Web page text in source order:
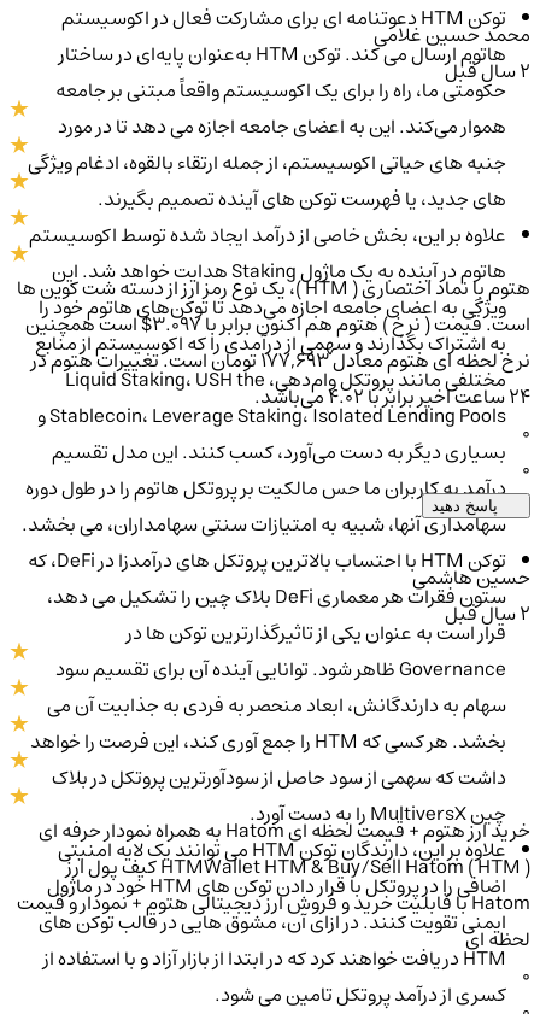
توکن HTM دعوتنامه ای برای مشارکت فعال در اکوسیستم
هاتوم ارسال می کند. توکن HTM به‌عنوان پایه‌ای در ساختار
حکومتی ما، راه را برای یک اکوسیستم واقعاً مبتنی بر جامعه
هموار می‌کند. این به اعضای جامعه اجازه می دهد تا در مورد
جنبه های حیاتی اکوسیستم، از جمله ارتقاء بالقوه، ادغام ویژگی
های جدید، یا فهرست توکن های آینده تصمیم بگیرند.
علاوه بر این، بخش خاصی از درآمد ایجاد شده توسط اکوسیستم
هاتوم در آینده به یک ماژول Staking هدایت خواهد شد. این
ویژگی به اعضای جامعه اجازه می‌دهد تا توکن‌های هاتوم خود را
به اشتراک بگذارند و سهمی از درآمدی را که اکوسیستم از منابع
مختلفی مانند پروتکل وام‌دهی، Liquid Staking، USH the
Stablecoin، Leverage Staking، Isolated Lending Pools و
بسیاری دیگر به دست می‌آورد، کسب کنند. این مدل تقسیم
درآمد به کاربران ما حس مالکیت بر پروتکل هاتوم را در طول دوره
سهامداری آنها، شبیه به امتیازات سنتی سهامداران، می بخشد.
توکن HTM با احتساب بالاترین پروتکل های درآمدزا در DeFi، که
ستون فقرات هر معماری DeFi بلاک چین را تشکیل می دهد،
قرار است به عنوان یکی از تاثیرگذارترین توکن ها در
Governance ظاهر شود. توانایی آینده آن برای تقسیم سود
سهام به دارندگانش، ابعاد منحصر به فردی به جذابیت آن می
بخشد. هر کسی که HTM را جمع آوری کند، این فرصت را خواهد
داشت که سهمی از سود حاصل از سودآورترین پروتکل در بلاک
چین MultiversX را به دست آورد.
علاوه بر این، دارندگان توکن HTM می توانند یک لایه امنیتی
اضافی را در پروتکل با قرار دادن توکن های HTM خود در ماژول
ایمنی تقویت کنند. در ازای آن، مشوق هایی در قالب توکن های
HTM دریافت خواهند کرد که در ابتدا از بازار آزاد و با استفاده از
کسری از درآمد پروتکل تامین می شود.
محمد حسین غلامی
هتوم با نماد اختصاری ( HTM )، یک نوع رمز ارز از دسته شت کوین ها
است. قیمت ( نرخ ) هتوم هم اکنون برابر با 3.097$ است همچنین
نرخ لحظه ای هتوم معادل 177,693 تومان است. تغییرات هتوم در
۲۴ ساعت اخیر برابر با 4.02 می‌باشد.
پاسخ دهید
حسین هاشمی
خرید ارز هتوم + قیمت لحظه ای Hatom به همراه نمودار حرفه ای
HTMWallet HTM & Buy/Sell Hatom ( HTM ) کیف پول ارز
Hatom با قابلیت خرید و فروش ارز دیجیتالی هتوم + نمودار و قیمت
لحظه ای